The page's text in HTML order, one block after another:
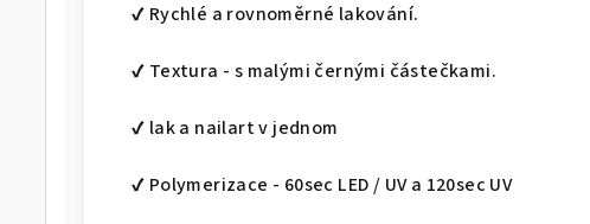
✔ Rychlé a rovnoměrné lakování.
✔ Textura - s malými černými částečkami.
✔ lak a nailart v jednom
✔ Polymerizace - 60sec LED / UV a 120sec UV